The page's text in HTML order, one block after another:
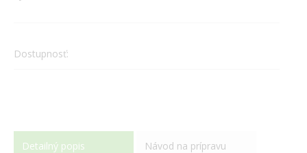
Dostupnosť:
Detailný popis Návod na prípravu